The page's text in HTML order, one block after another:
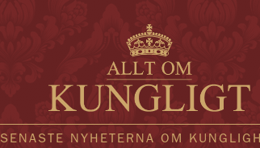
SENASTE NYHETERNA OM